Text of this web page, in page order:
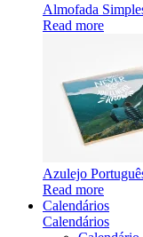
Almofada
Read more
Azulejo
Read more
Calendários
Calendários